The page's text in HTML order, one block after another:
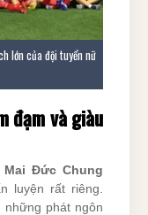
lớn của đội tuyển nữ
đạm và giàu
Mai Đức Chung
luyện rất riêng.
phát ngôn